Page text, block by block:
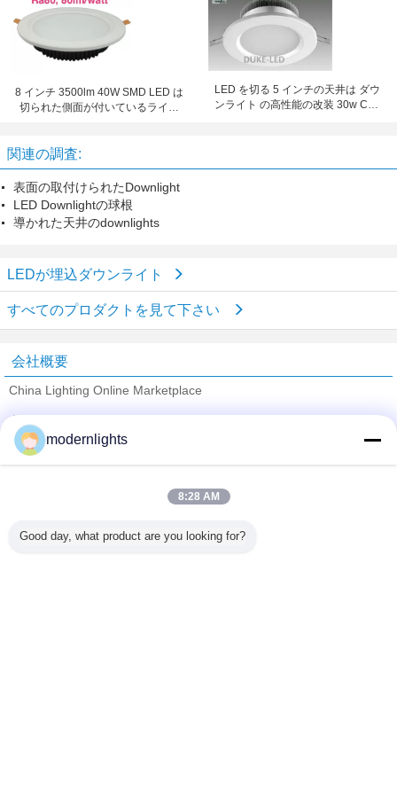
8 インチ 3500lm 40W SMD LED は
切られた側面が付いているライト
LED を切る 5 インチの天井は ダウ
ンライト の高性能の改装 30w CFL
関連の調査:
表面の取付けられたDownlight
LED Downlightの球根
導かれた天井のdownlights
LEDが埋込ダウンライト
すべてのプロダクトを見て下さい
会社概要
China Lighting Online Marketplace
Trust Seal
Verified Suplier
すべての製品
modernlights
8:28 AM
Good day, what product are you looking for?